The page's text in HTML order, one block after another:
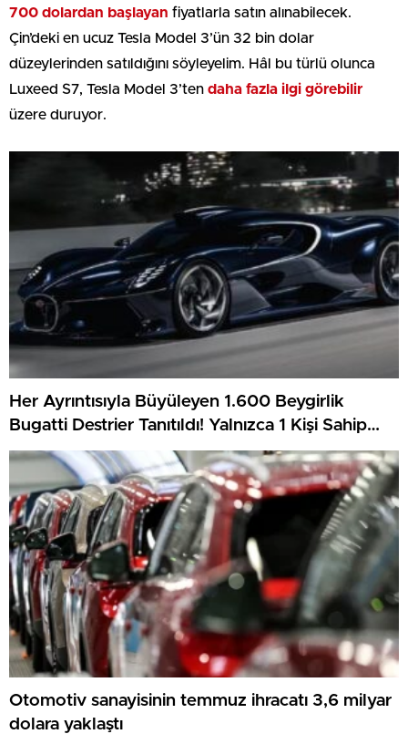
700 dolardan başlayan fiyatlarla satın alınabilecek.
Çin’deki en ucuz Tesla Model 3’ün 32 bin dolar
düzeylerinden satıldığını söyleyelim. Hâl bu türlü olunca
Luxeed S7, Tesla Model 3’ten daha fazla ilgi görebilir
üzere duruyor.
Her Ayrıntısıyla Büyüleyen 1.600 Beygirlik
Bugatti Destrier Tanıtıldı! Yalnızca 1 Kişi Sahip
Olacak
Otomotiv sanayisinin temmuz ihracatı 3,6 milyar
dolara yaklaştı